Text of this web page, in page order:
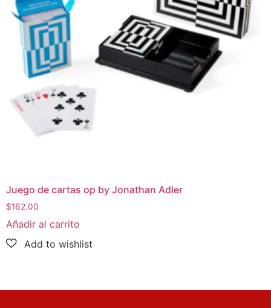
Juego de cartas op by Jonathan Adler
$162.00
Añadir al carrito